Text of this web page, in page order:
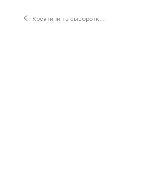
Креатинин в сыворотке (с определением СКФ)